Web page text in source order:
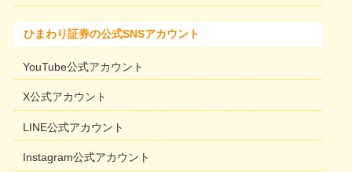
ひまわり証券の公式SNSアカウント
YouTube公式アカウント
X公式アカウント
LINE公式アカウント
Instagram公式アカウント